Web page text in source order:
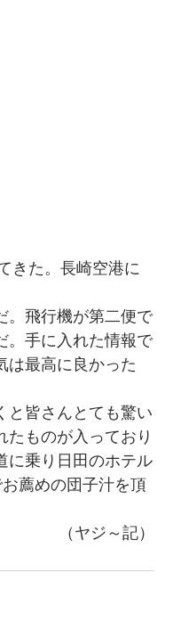
きた。長崎空港に
。飛行機が第二便で
。手に入れた情報で
は最高に良かった
と皆さんとても驚い
ものが入っており
に乗り日田のホテル
薦めの団子汁を頂
だ。
（ヤジ～記）